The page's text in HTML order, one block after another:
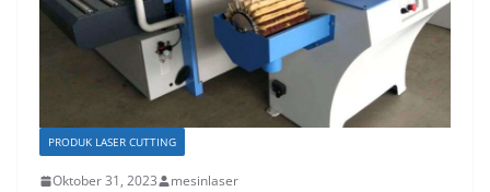
PRODUK LASER CUTTING
Oktober 31, 2023 mesinlaser